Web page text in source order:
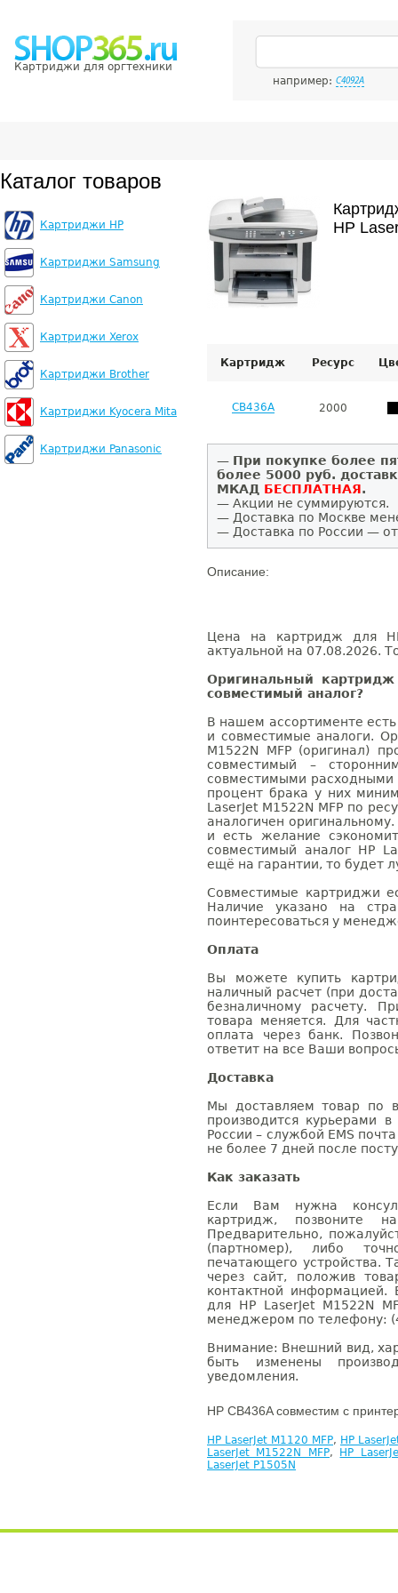
Картриджи для оргтехники
например: C4092A
Каталог товаров
Картриджи HP
Картриджи Samsung
Картриджи Canon
Картриджи Xerox
Картриджи Brother
Картриджи Kyocera Mita
Картриджи Panasonic
HP
Картридж Ресурс
CB436A 2000
— При покупке более
более 5000 руб.
МКАД БЕСПЛАТНАЯ.
— Акции не суммируются.
— Доставка по Москве
— Доставка по России —
Описание:
Цена на картридж для
актуальной на 07.08.2026.
Оригинальный
совместимый аналог?
В нашем ассортименте
и совместимые аналоги.
M1522N MFP (оригинал)
совместимый –
совместимыми расходными
процент брака у них
LaserJet M1522N MFP по
аналогичен
и есть желание
совместимый аналог HP
ещё на гарантии, то будет
Совместимые картриджи
Наличие указано на
поинтересоваться у
Оплата
Вы можете купить
наличный расчет (при
безналичному расчету.
товара меняется. Для
оплата через банк.
ответит на все Ваши
Доставка
Мы доставляем товар по
производится курьерами
России – службой EMS
не более 7 дней после
Как заказать
Если Вам нужна
картридж, позвоните
Предварительно,
(партномер), либо
печатающего устройства.
через сайт, положив
контактной информацией.
для HP LaserJet M1522N
менеджером по телефону:
Внимание: Внешний вид,
быть изменены
уведомления.
HP CB436A совместим с
HP LaserJet M1120 MFP, HP
LaserJet M1522N MFP,
HP
LaserJet P1505N